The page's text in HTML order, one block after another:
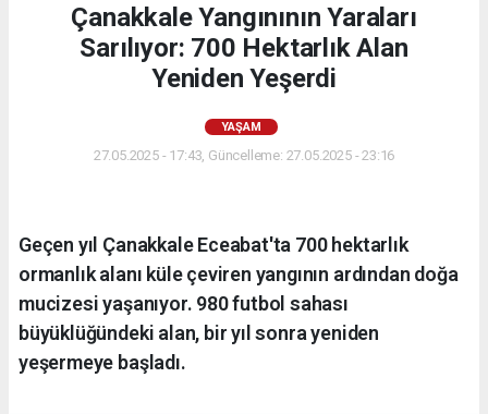
Çanakkale Yangınının Yaraları
Sarılıyor: 700 Hektarlık Alan
Yeniden Yeşerdi
YAŞAM
27.05.2025 - 17:43, Güncelleme: 27.05.2025 - 23:16
Geçen yıl Çanakkale Eceabat'ta 700 hektarlık
ormanlık alanı küle çeviren yangının ardından doğa
mucizesi yaşanıyor. 980 futbol sahası
büyüklüğündeki alan, bir yıl sonra yeniden
yeşermeye başladı.